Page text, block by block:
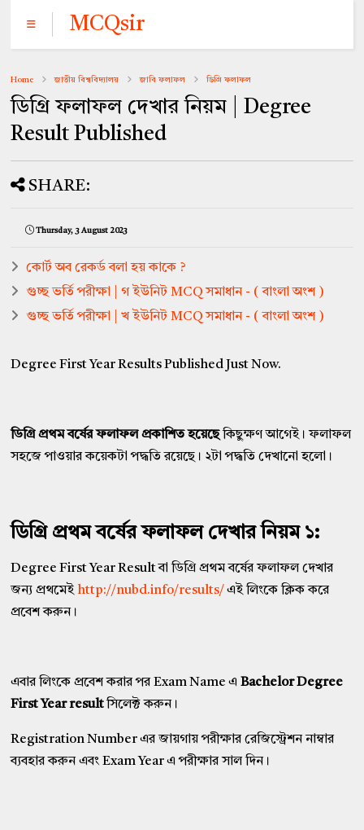
MCQsir
Home জাতীয় বিশ্ববিদ্যালয় জাবি ফলাফল ডিগ্রি ফলাফল
ডিগ্রি ফলাফল দেখার নিয়ম | Degree
Result Published
SHARE:
Thursday, 3 August 2023
কোর্ট অব রেকর্ড বলা হয় কাকে ?
গুচ্ছ ভর্তি পরীক্ষা | গ ইউনিট MCQ সমাধান - ( বাংলা অংশ )
গুচ্ছ ভর্তি পরীক্ষা | খ ইউনিট MCQ সমাধান - ( বাংলা অংশ )
Degree First Year Results Published Just Now.
ডিগ্রি প্রথম বর্ষের ফলাফল প্রকাশিত হয়েছেকিছুক্ষণ আগেই। ফলাফল
সহজে পাওয়ার কয়েকটা পদ্ধতি রয়েছে। ২টা পদ্ধতি দেখানো হলো।
ডিগ্রি প্রথম বর্ষের ফলাফল দেখার নিয়ম ১:
Degree First Year Result বা ডিগ্রি প্রথম বর্ষের ফলাফল দেখার
জন্য প্রথমেইhttp://nubd.info/results/ এই লিংকে ক্লিক করে
প্রবেশ করুন।
এবার লিংকে প্রবেশ করার পর Exam Name এBachelor Degree
First Year resultসিলেক্ট করুন।
Registration Number এর জায়গায় পরীক্ষার রেজিস্ট্রেশন নাম্বার
ব্যবহার করুন এবং Exam Year এ পরীক্ষার সাল দিন।